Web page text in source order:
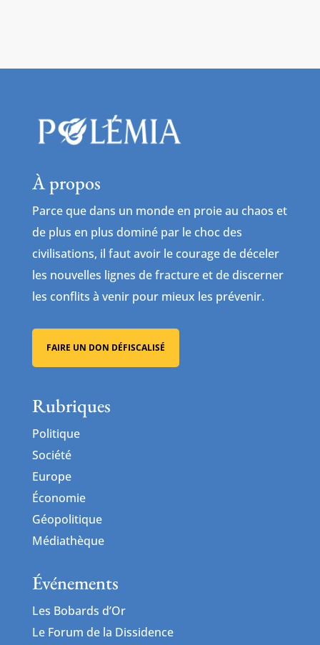
À propos
Parce que dans un monde en proie au chaos et
de plus en plus dominé par le choc des
civilisations, il faut avoir le courage de déceler
les nouvelles lignes de fracture et de discerner
les conflits à venir pour mieux les prévenir.
FAIRE UN DON DÉFISCALISÉ
Rubriques
Politique
Société
Europe
Économie
Géopolitique
Médiathèque
Événements
Les Bobards d’Or
Le Forum de la Dissidence